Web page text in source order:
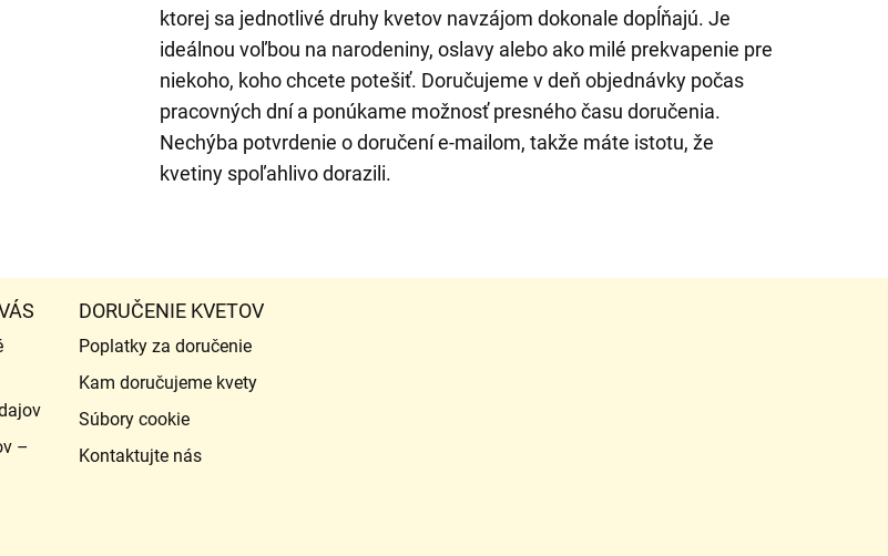
ktorej sa jednotlivé druhy kvetov navzájom dokonale dopĺňajú. Je
ideálnou voľbou na narodeniny, oslavy alebo ako milé prekvapenie pre
niekoho, koho chcete potešiť. Doručujeme v deň objednávky počas
pracovných dní a ponúkame možnosť presného času doručenia.
Nechýba potvrdenie o doručení e-mailom, takže máte istotu, že
kvetiny spoľahlivo dorazili.
–
DORUČENIE KVETOV
Poplatky za doručenie
Kam doručujeme kvety
Súbory cookie
Kontaktujte nás